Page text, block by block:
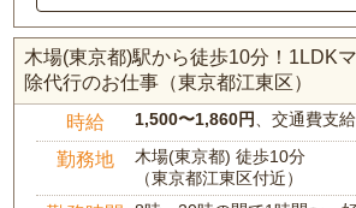
木場(東京都)駅から徒歩10分！1LDK
除代行のお仕事（東京都江東区）
時給 1,500〜1,860円、交通費支
勤務地
木場(東京都) 徒歩10分
（東京都江東区付近）